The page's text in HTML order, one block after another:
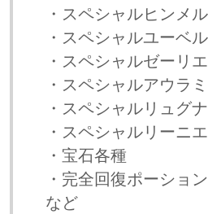
・スペシャルヒンメ
・スペシャルユーベ
・スペシャルゼーリ
・スペシャルアウラ
・スペシャルリュグ
・スペシャルリーニ
・宝石各種
・完全回復ポーショ
など